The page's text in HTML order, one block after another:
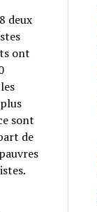
deux
ont
sont
de